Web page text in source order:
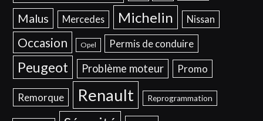
Malus Mercedes Michelin Nissan
Occasion Opel Permis de conduire
Peugeot Problème moteur Promo
Remorque Renault Reprogrammation